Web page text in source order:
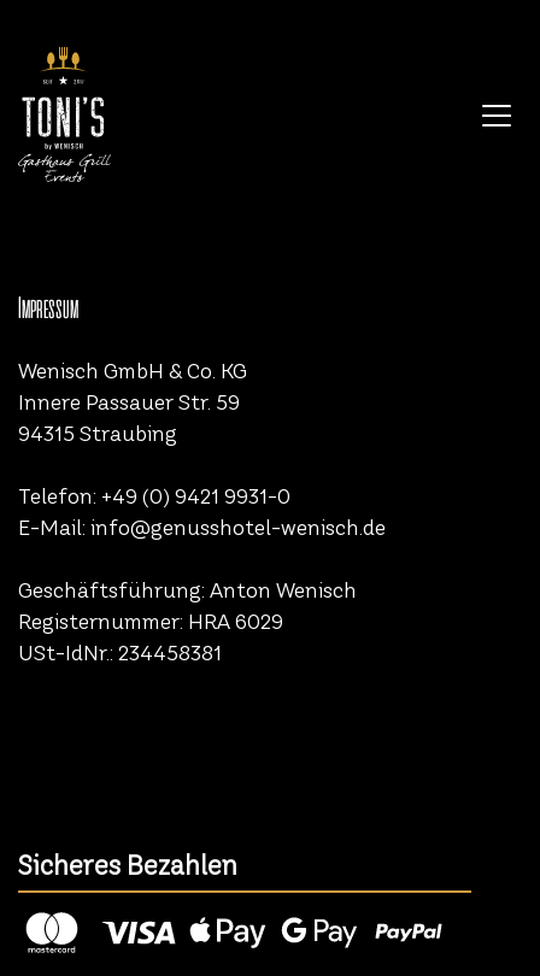
Impressum
Wenisch GmbH & Co. KG
Innere Passauer Str. 59
94315 Straubing
Telefon: +49 (0) 9421 9931-0
E-Mail: info@genusshotel-wenisch.de
Geschäftsführung: Anton Wenisch
Registernummer: HRA 6029
USt-IdNr.: 234458381
Sicheres Bezahlen